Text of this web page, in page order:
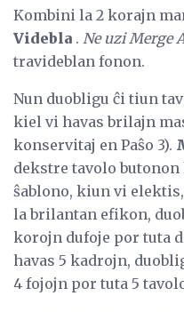
Kombini la 2 korajn
Videbla . Ne uzi Merge
travideblan fonon.
Nun duobligu ĉi tiun
kiel vi havas brilajn
konservitaj en Paŝo 3).
dekstre tavolo
ŝablono, kiun vi
la brilantan efikon,
korojn dufoje por tuta
havas 5 kadrojn,
4 fojojn por tuta 5